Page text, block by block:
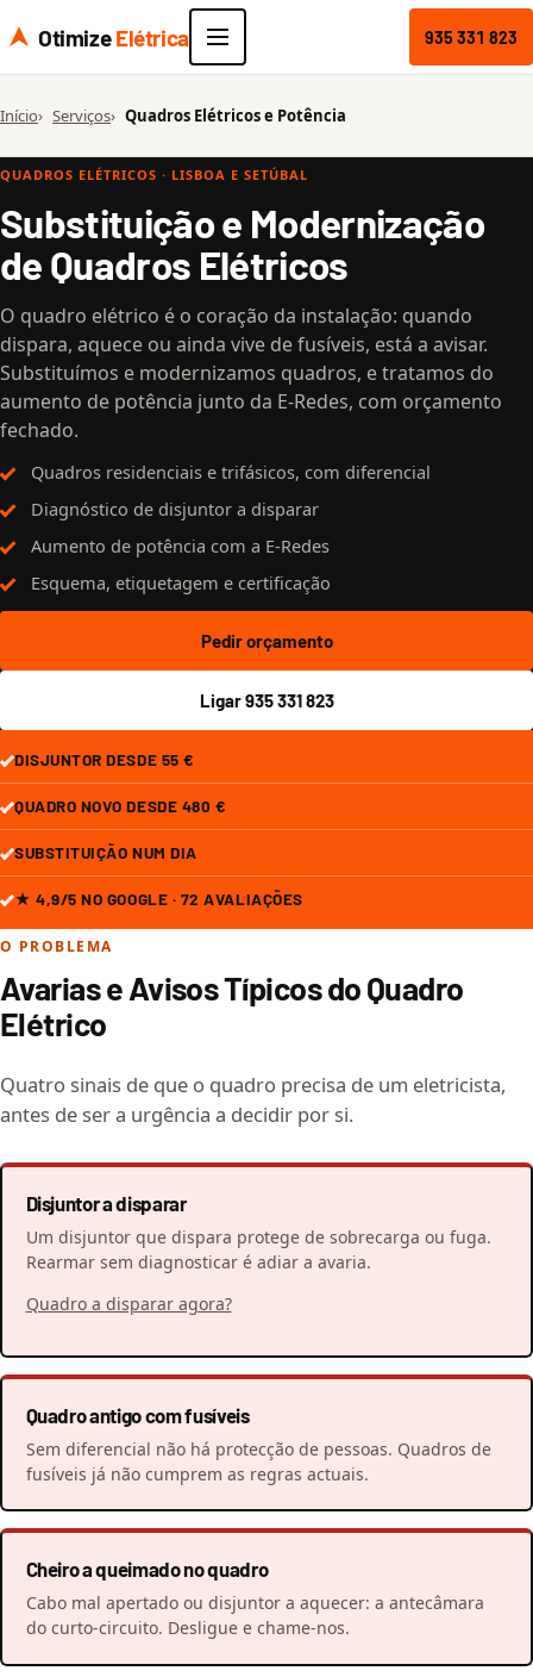
OtimizeElétrica 935 331 823
Início Serviços Quadros Elétricos e Potência
QUADROS ELÉTRICOS · LISBOA E SETÚBAL
Substituição e Modernização
de Quadros Elétricos
O quadro elétrico é o coração da instalação: quando
dispara, aquece ou ainda vive de fusíveis, está a avisar.
Substituímos e modernizamos quadros, e tratamos do
aumento de potência junto da E-Redes, com orçamento
fechado.
Quadros residenciais e trifásicos, com diferencial
Diagnóstico de disjuntor a disparar
Aumento de potência com a E-Redes
Esquema, etiquetagem e certificação
Pedir orçamento
Ligar 935 331 823
DISJUNTOR DESDE 55 €
QUADRO NOVO DESDE 480 €
SUBSTITUIÇÃO NUM DIA
★ 4,9/5 NO GOOGLE · 72 AVALIAÇÕES
O PROBLEMA
Avarias e Avisos Típicos do Quadro
Elétrico
Quatro sinais de que o quadro precisa de um eletricista,
antes de ser a urgência a decidir por si.
Disjuntor a disparar
Um disjuntor que dispara protege de sobrecarga ou fuga.
Rearmar sem diagnosticar é adiar a avaria.
Quadro a disparar agora?
Quadro antigo com fusíveis
Sem diferencial não há protecção de pessoas. Quadros de
fusíveis já não cumprem as regras actuais.
Cheiro a queimado no quadro
Cabo mal apertado ou disjuntor a aquecer: a antecâmara
do curto-circuito. Desligue e chame-nos.